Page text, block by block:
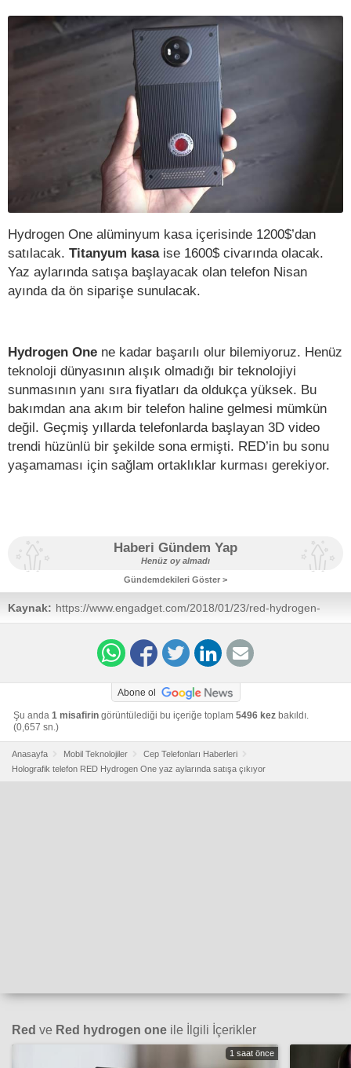
Hydrogen One alüminyum kasa içerisinde 1200$’dan
satılacak. Titanyum kasaise 1600$ civarında olacak.
Yaz aylarında satışa başlayacak olan telefon Nisan
ayında da ön siparişe sunulacak.
Hydrogen One ne kadar başarılı olur bilemiyoruz. Henüz
teknoloji dünyasının alışık olmadığı bir teknolojiyi
sunmasının yanı sıra fiyatları da oldukça yüksek. Bu
bakımdan ana akım bir telefon haline gelmesi mümkün
değil. Geçmiş yıllarda telefonlarda başlayan 3D video
trendi hüzünlü bir şekilde sona ermişti. RED’in bu sonu
yaşamaması için sağlam ortaklıklar kurması gerekiyor.
Haberi Gündem Yap
Henüz oy almadı
Gündemdekileri Göster >
Kaynak: https://www.engadget.com/2018/01/23/red-hydrogen-
one-smartphone-release-date/
Abone ol
Şu anda 1 misafirin görüntülediği bu içeriğe toplam 5496 kez bakıldı.
(0,657 sn.)
Anasayfa Mobil Teknolojiler
Cep Telefonları Haberleri
Holografik telefon RED Hydrogen One yaz aylarında satışa çıkıyor
Red ve Red hydrogen one ile İlgili İçerikler
1 saat önce